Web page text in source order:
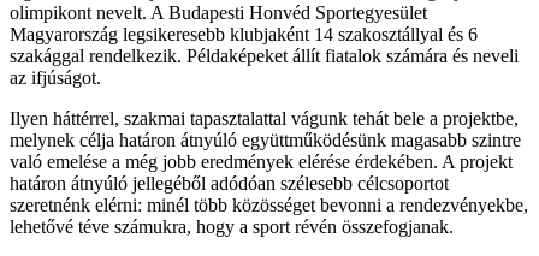
olimpikont nevelt. A Budapesti Honvéd Sportegyesület
Magyarország legsikeresebb klubjaként 14 szakosztállyal és 6
szakággal rendelkezik. Példaképeket állít fiatalok számára és neveli
az ifjúságot.
Ilyen háttérrel, szakmai tapasztalattal vágunk tehát bele a projektbe,
melynek célja határon átnyúló együttműködésünk magasabb szintre
való emelése a még jobb eredmények elérése érdekében. A projekt
határon átnyúló jellegéből adódóan szélesebb célcsoportot
szeretnénk elérni: minél több közösséget bevonni a rendezvényekbe,
lehetővé téve számukra, hogy a sport révén összefogjanak.